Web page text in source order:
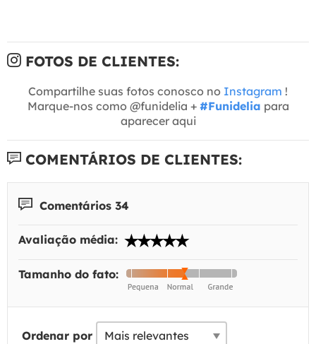
FOTOS DE CLIENTES:
Compartilhe suas fotos conosco no Instagram !
Marque-nos como @funidelia + #Funidelia para
aparecer aqui
COMENTÁRIOS DE CLIENTES:
Comentários 34
Avaliação média:
Tamanho do fato:
Ordenar por